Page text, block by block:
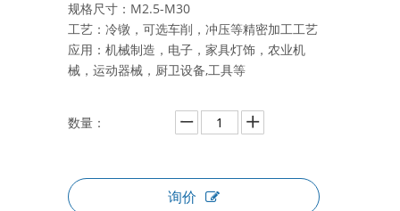
规格尺寸：M2.5-M30
工艺：冷镦，可选车削，冲压等精密加工工艺
应用：机械制造，电子，家具灯饰，农业机
械，运动器械，厨卫设备,工具等
数量：
询价